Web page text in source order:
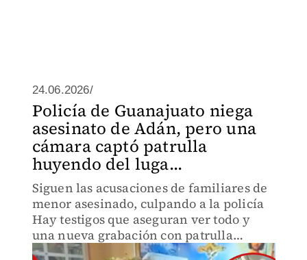
24.06.2026/
Policía de Guanajuato niega
asesinato de Adán, pero una
cámara captó patrulla
huyendo del luga...
Siguen las acusaciones de familiares de
menor asesinado, culpando a la policía
Hay testigos que aseguran ver todo y
una nueva grabación con patrulla
huyendo del lugar